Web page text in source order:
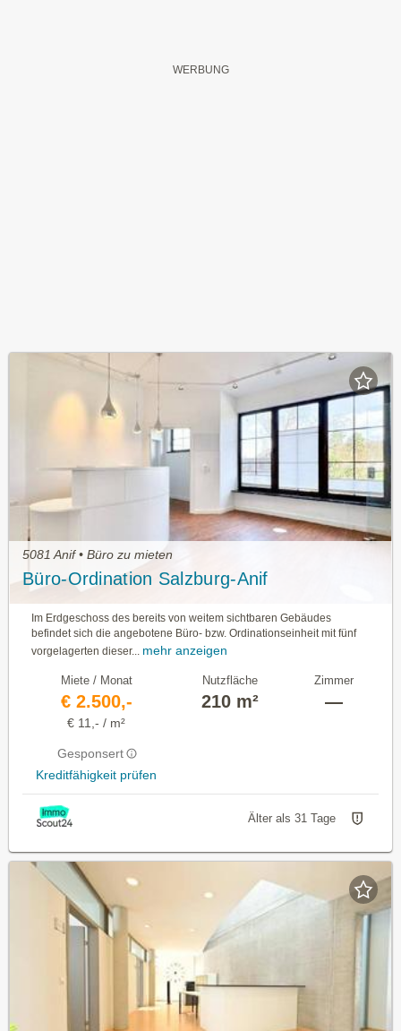
5081 Anif • Büro zu mieten
Büro-Ordination Salzburg-Anif
Im Erdgeschoss des bereits von weitem sichtbaren Ge­bäudes
befindet sich die angebotene Büro- bzw. Ordi­nationseinheit mit fünf
vorgelagerten dieser...
mehr anzeigen
Miete / Monat
€ 2.500,-
€ 11,- / m²
Gesponsert
Kreditfähigkeit prüfen
Nutzfläche
210 m²
Zimmer
—
Älter als 31 Tage